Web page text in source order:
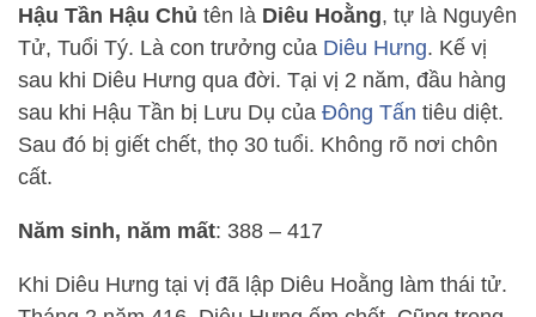
Hậu Tần Hậu Chủ tên là Diêu Hoằng, tự là Nguyên
Tử, Tuổi Tý. Là con trưởng của Diêu Hưng. Kế vị
sau khi Diêu Hưng qua đời. Tại vị 2 năm, đầu hàng
sau khi Hậu Tần bị Lưu Dụ của Đông Tấn tiêu diệt.
Sau đó bị giết chết, thọ 30 tuổi. Không rõ nơi chôn
cất.
Năm sinh, năm mất: 388 – 417
Khi Diêu Hưng tại vị đã lập Diêu Hoằng làm thái tử.